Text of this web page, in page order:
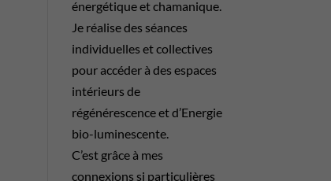
énergétique et chamanique.
Je réalise des séances
individuelles et collectives
pour accéder à des espaces
intérieurs de
régénérescence et d’Energie
bio-luminescente.
C’est grâce à mes
connexions si particulières